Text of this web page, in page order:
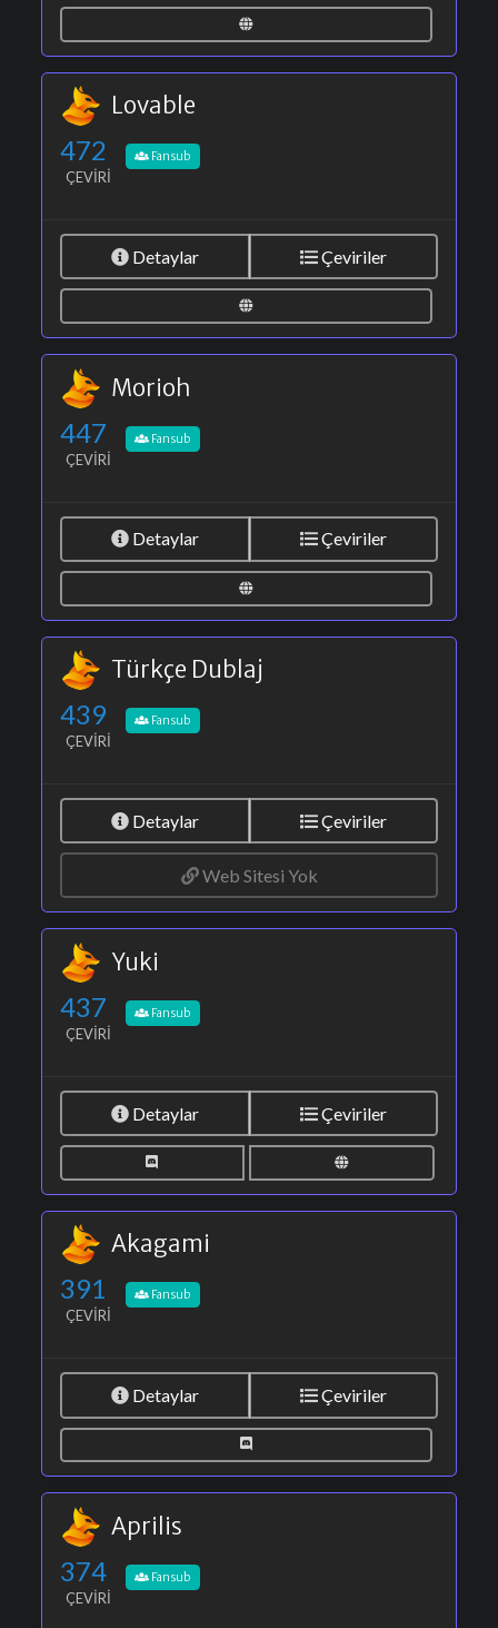
Lovable
472
ÇEVIRI
Fansub
Detaylar Çeviriler
Morioh
447
ÇEVIRI
Fansub
Detaylar Çeviriler
Türkçe Dublaj
439
ÇEVIRI
Fansub
Detaylar Çeviriler
Web Sitesi Yok
Yuki
437
ÇEVIRI
Fansub
Detaylar Çeviriler
Akagami
391
ÇEVIRI
Fansub
Detaylar Çeviriler
Aprilis
374
ÇEVIRI
Fansub